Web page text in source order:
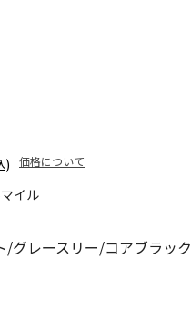
イル
) 価格について
/グレースリー/コアブラック